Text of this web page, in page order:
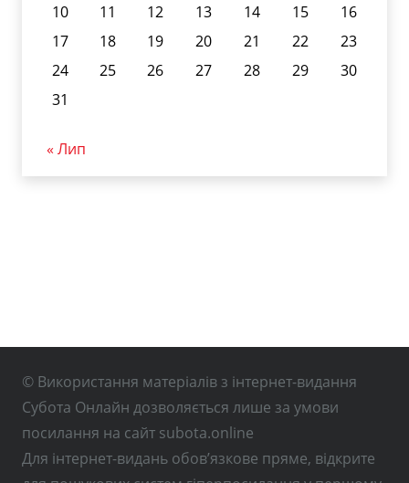
10
11 12 13 14 15
16
17
18 19 20 21 22
23
24
25 26 27 28 29
30
31
« Лип
© Використання матеріалів з інтернет-видання
Субота Онлайн дозволяється лише за умови
посилання на сайт subota.online
Для інтернет-видань обов’язкове пряме, відкрите